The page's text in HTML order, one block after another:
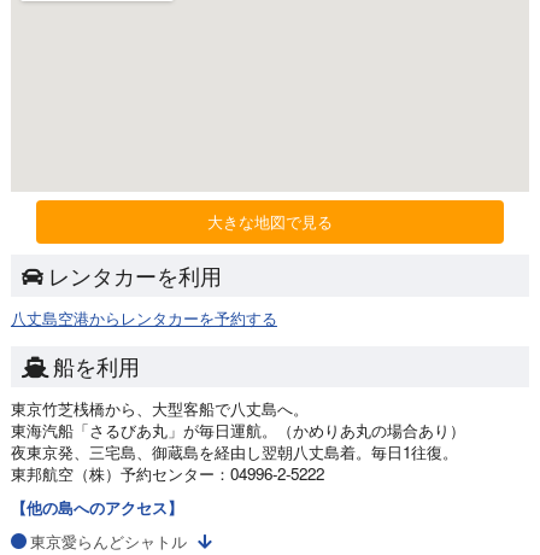
大きな地図で見る
レンタカーを利用
八丈島空港からレンタカーを予約する
船を利用
東京竹芝桟橋から、大型客船で八丈島へ。
東海汽船「さるびあ丸」が毎日運航。（かめりあ丸の場合あり）
夜東京発、三宅島、御蔵島を経由し翌朝八丈島着。毎日1往復。
東邦航空（株）予約センター：04996-2-5222
【他の島へのアクセス】
東京愛らんどシャトル